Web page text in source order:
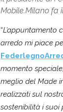
Mobile.Milano fa
“L’appuntamento
arredo mi piace
momento
meglio del Made
realizzati sul
sostenibilità i suoi